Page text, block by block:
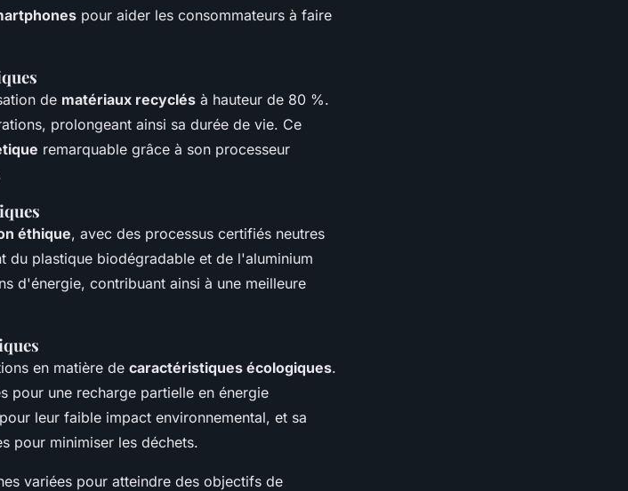
pour aider les consommateurs à faire
de matériaux recyclés à hauteur de 80 %.
prolongeant ainsi sa durée de vie. Ce
remarquable grâce à son processeur
éthique, avec des processus certifiés neutres
du plastique biodégradable et de l'aluminium
d'énergie, contribuant ainsi à une meilleure
en matière de caractéristiques écologiques.
pour une recharge partielle en énergie
leur faible impact environnemental, et sa
pour minimiser les déchets.
variées pour atteindre des objectifs de